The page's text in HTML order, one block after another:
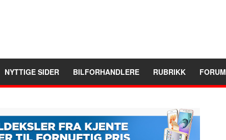
NYTTIGE SIDER BILFORHANDLERE RUBRIKK FORUM